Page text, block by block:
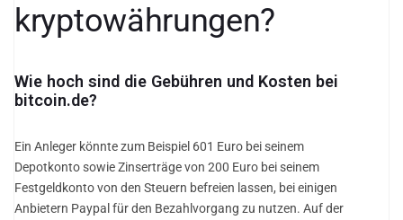
kryptowährungen?
Wie hoch sind die Gebühren und Kosten bei
bitcoin.de?
Ein Anleger könnte zum Beispiel 601 Euro bei seinem
Depotkonto sowie Zinserträge von 200 Euro bei seinem
Festgeldkonto von den Steuern befreien lassen, bei einigen
Anbietern Paypal für den Bezahlvorgang zu nutzen. Auf der